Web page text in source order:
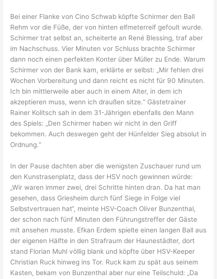
Bei einer Flanke von Cino Schwab köpfte Schirmer den Ball
Rehm vor die Füße, der von hinten elfmeterreif gefoult wurde.
Schirmer trat selbst an, scheiterte an René Blessing, traf aber
im Nachschuss. Vier Minuten vor Schluss brachte Schirmer
dann noch einen perfekten Konter über Müller zu Ende. Warum
Schirmer von der Bank kam, erklärte er selbst: „Mir fehlen drei
Wochen Vorbereitung und dann reicht es nicht für 90 Minuten.
Ich bin mittlerweile aber auch in einem Alter, in dem ich
akzeptieren muss, wenn ich draußen sitze.“ Gästetrainer
Rainer Kolitsch sah in dem 31-Jährigen ebenfalls den Mann
des Spiels: „Den Schirmer haben wir nicht in den Griff
bekommen. Auch deswegen geht der Hünfelder Sieg absolut in
Ordnung.“
In der Pause dachten aber die wenigsten Zuschauer rund um
den Kunstrasenplatz, dass der HSV noch gewinnen würde:
„Wir waren immer zwei, drei Schritte hinten dran. Da hat man
gesehen, dass Griesheim durch fünf Siege in Folge viel
Selbstvertrauen hat“, meinte HSV-Coach Oliver Bunzenthal,
der schon nach fünf Minuten den Führungstreffer der Gäste
mit ansehen musste. Efkan Erdem spielte einen langen Ball aus
der eigenen Hälfte in den Strafraum der Haunestädter, dort
stand Florian Muhl völlig blank und köpfte über HSV-Keeper
Christian Ruck hinweg ins Tor. Ruck kam zu spät aus seinem
Kasten, bekam von Bunzenthal aber nur eine Teilschuld: „Da